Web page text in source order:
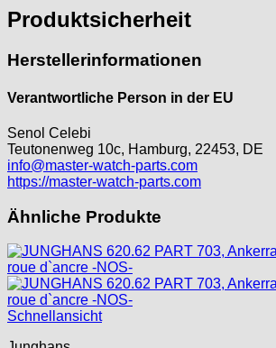
Kasper
Kaiser
Lanco
Lorsa
MSR
MST Roamer
ORC
Osco
Peseux
PUW
RL „Ronda"
ST "Standard "
Tissot
Produktsicherheit
Herstellerinformationen
Verantwortliche Person in der EU
Senol Celebi
Teutonenweg 10c, Hamburg, 22453, DE
info@master-watch-parts.com
https://master-watch-parts.com
Ähnliche Produkte
Schnellansicht